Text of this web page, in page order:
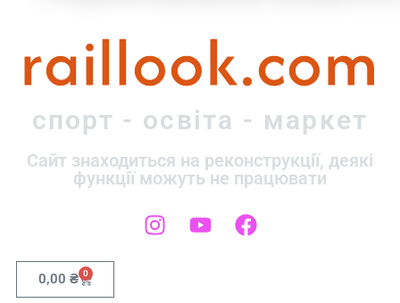
raillook.com
спорт - освіта - маркет
Сайт знаходиться на реконструкції, деякі
функції можуть не працювати
0,00 ₴ 0